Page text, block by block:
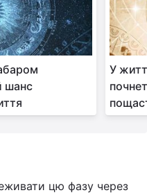
шанс
У
цю фазу через